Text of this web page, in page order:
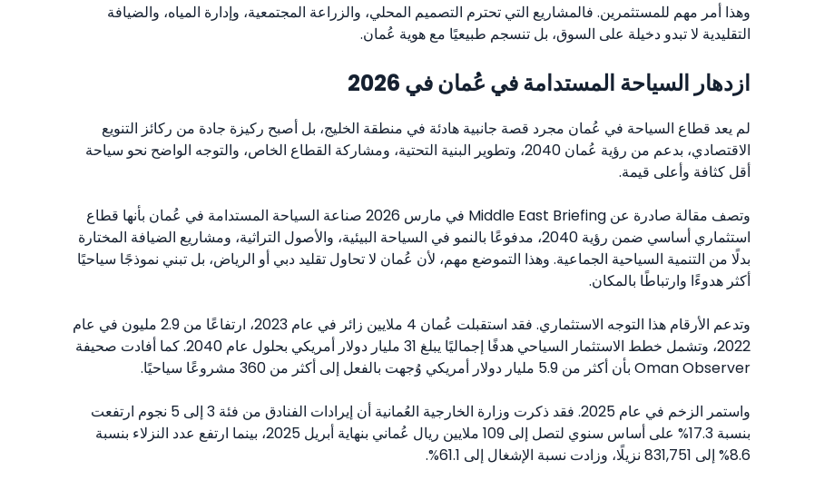
وهذا أمر مهم للمستثمرين. فالمشاريع التي تحترم التصميم المحلي، والزراعة المجتمعية، وإدارة المياه، والضيافة
التقليدية لا تبدو دخيلة على السوق، بل تنسجم طبيعيًا مع هوية عُمان.
ازدهار السياحة المستدامة في عُمان في 2026
لم يعد قطاع السياحة في عُمان مجرد قصة جانبية هادئة في منطقة الخليج، بل أصبح ركيزة جادة من ركائز التنويع
الاقتصادي، بدعم من رؤية عُمان 2040، وتطوير البنية التحتية، ومشاركة القطاع الخاص، والتوجه الواضح نحو سياحة
أقل كثافة وأعلى قيمة.
وتصف مقالة صادرة عن Middle East Briefing في مارس 2026 صناعة السياحة المستدامة في عُمان بأنها قطاع
استثماري أساسي ضمن رؤية 2040، مدفوعًا بالنمو في السياحة البيئية، والأصول التراثية، ومشاريع الضيافة المختارة
بدلًا من التنمية السياحية الجماعية. وهذا التموضع مهم، لأن عُمان لا تحاول تقليد دبي أو الرياض، بل تبني نموذجًا سياحيًا
أكثر هدوءًا وارتباطًا بالمكان.
وتدعم الأرقام هذا التوجه الاستثماري. فقد استقبلت عُمان 4 ملايين زائر في عام 2023، ارتفاعًا من 2.9 مليون في عام
2022، وتشمل خطط الاستثمار السياحي هدفًا إجماليًا يبلغ 31 مليار دولار أمريكي بحلول عام 2040. كما أفادت صحيفة
Oman Observer بأن أكثر من 5.9 مليار دولار أمريكي وُجهت بالفعل إلى أكثر من 360 مشروعًا سياحيًا.
واستمر الزخم في عام 2025. فقد ذكرت وزارة الخارجية العُمانية أن إيرادات الفنادق من فئة 3 إلى 5 نجوم ارتفعت
بنسبة 17.3% على أساس سنوي لتصل إلى 109 ملايين ريال عُماني بنهاية أبريل 2025، بينما ارتفع عدد النزلاء بنسبة
8.6% إلى 831,751 نزيلًا، وزادت نسبة الإشغال إلى 61.1%.